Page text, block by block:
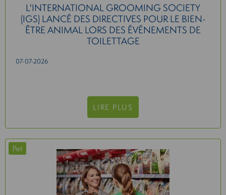
L'INTERNATIONAL GROOMING SOCIETY
(IGS) LANCÉ DES DIRECTIVES POUR LE BIEN-
ÊTRE ANIMAL LORS DES ÉVÉNEMENTS DE
TOILETTAGE
07-07-2026
LIRE PLUS
Pet